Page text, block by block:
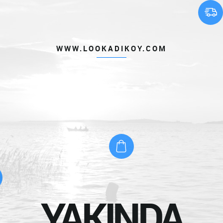
WWW.LOOKADIKOY.COM